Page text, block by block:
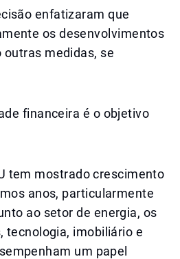
enfatizaram que
os desenvolvimentos
outras medidas, se
financeira é o objetivo
tem mostrado crescimento
anos, particularmente
ao setor de energia, os
tecnologia, imobiliário e
um papel